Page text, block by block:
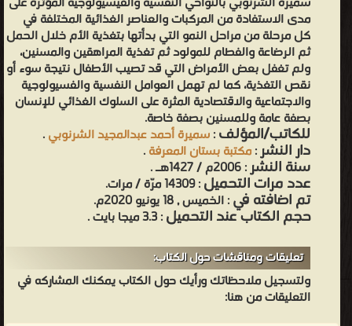
مدى الاستفادة من المركبات والعناصر الغذائية المختلفة في
كل مرحلة من مراحل النمو التي بدأتها بتغذية الأم خلال الحمل
ثم الرضاعة والفطام للمولود ثم تغذية المراهقين والمسنين،
ولم تغفل بعض الأمراض التي قد تصيب الأطفال نتيجة سوء أو
نقص التغذية، كما لم تهمل العوامل النفسية والفسيولوجية
والاجتماعية والاقتصادية المثرة على السلوك الغذائي للإنسان
بصفة عامة وللمسنين بصفة خاصة.
للكاتب/المؤلف:سميرة أحمد عبدالمجيد الشرنوبي.
دار النشر:مكتبة بستان المعرفة.
سنة النشر: 2006م / 1427هـ .
عدد مرات التحميل: 14309 مرّة / مرات.
تم اضافته في: الخميس , 18 يونيو 2020م.
حجم الكتاب عند التحميل: 3.3 ميجا بايت .
تعليقات ومناقشات حول الكتاب:
ولتسجيل ملاحظاتك ورأيك حول الكتاب يمكنك المشاركه في
التعليقات من هنا: